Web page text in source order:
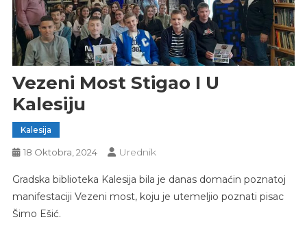
Vezeni Most Stigao I U
Kalesiju
Kalesija
18 Oktobra, 2024 Urednik
Gradska biblioteka Kalesija bila je danas domaćin poznatoj
manifestaciji Vezeni most, koju je utemeljio poznati pisac
Šimo Ešić.